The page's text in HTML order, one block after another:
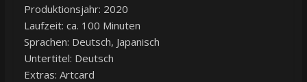
Produktionsjahr: 2020
Laufzeit: ca. 100 Minuten
Sprachen: Deutsch, Japanisch
Untertitel: Deutsch
Extras: Artcard